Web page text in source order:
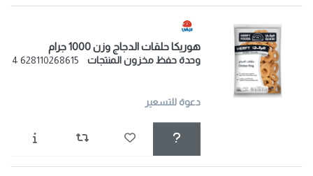
هوريكا حلقات الدجاج وزن 1000 جرام
وحدة حفظ مخزون المنتجات 628110268615 4
دعوة للتسعير